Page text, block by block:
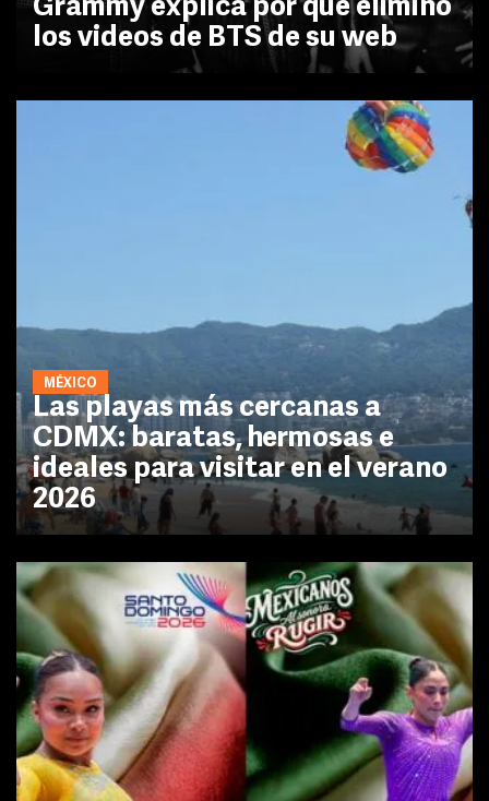
Grammy explica por qué eliminó
los videos de BTS de su web
MÉXICO
Las playas más cercanas a
CDMX: baratas, hermosas e
ideales para visitar en el verano
2026